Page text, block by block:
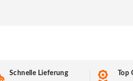
Schnelle Lieferung